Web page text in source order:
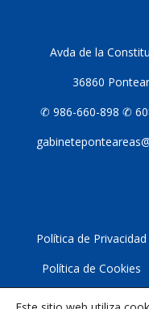
Avda de la
36860
✆ 986-660-898 ✆
Política de Privacidad
Política de Cookies